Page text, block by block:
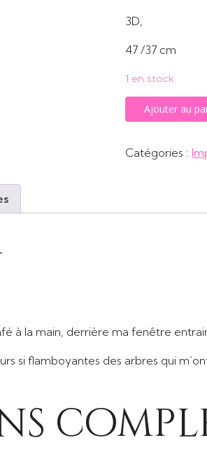
3D,
47 /37 cm
1 en stock
quantité
de
Automne
couvre.
Ajouter au
Catégories :
à la main, derrière ma fenêtre
si flamboyantes des arbres qui